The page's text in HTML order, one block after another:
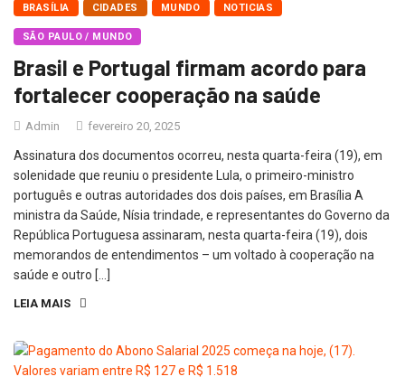
BRASÍLIA CIDADES MUNDO NOTICIAS
SÃO PAULO / MUNDO
Brasil e Portugal firmam acordo para
fortalecer cooperação na saúde
Admin fevereiro 20, 2025
Assinatura dos documentos ocorreu, nesta quarta-feira (19), em
solenidade que reuniu o presidente Lula, o primeiro-ministro
português e outras autoridades dos dois países, em Brasília A
ministra da Saúde, Nísia trindade, e representantes do Governo da
República Portuguesa assinaram, nesta quarta-feira (19), dois
memorandos de entendimentos – um voltado à cooperação na
saúde e outro […]
LEIA MAIS